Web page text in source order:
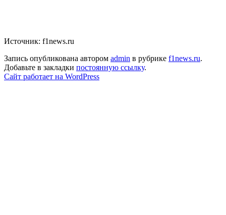
Источник: f1news.ru
Запись опубликована автором admin в рубрике f1news.ru.
Добавьте в закладки постоянную ссылку.
Сайт работает на WordPress